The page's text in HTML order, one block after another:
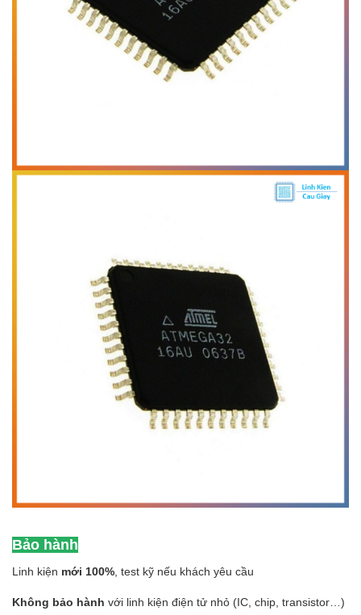
Bảo hành
Linh kiện mới 100%, test kỹ nếu khách yêu cầu
Không bảo hành với linh kiện điện tử nhỏ (IC, chip, transistor…)